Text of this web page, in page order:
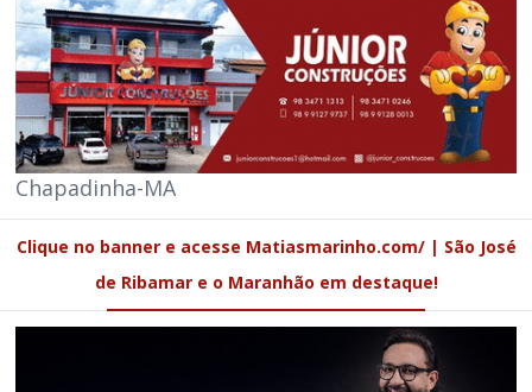
Chapadinha-MA
Clique no banner e acesse Matiasmarinho.com/ | São José
de Ribamar e o Maranhão em destaque!